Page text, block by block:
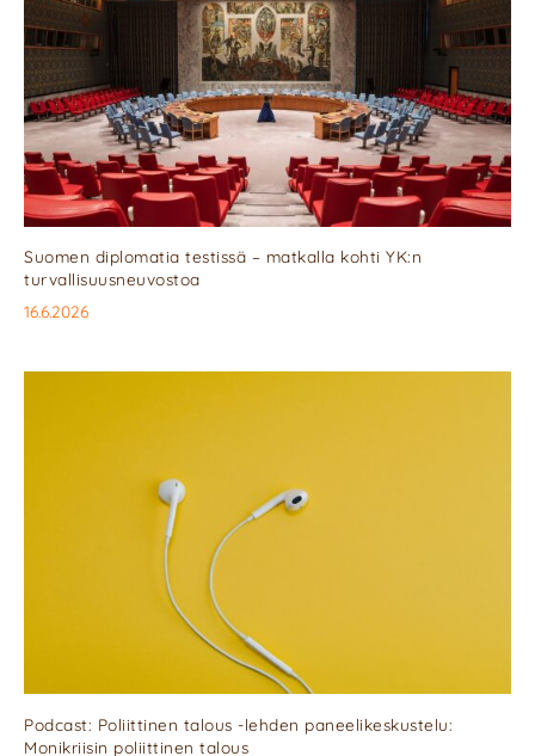
Suomen diplomatia testissä – matkalla kohti YK:n
turvallisuusneuvostoa
16.6.2026
Podcast: Poliittinen talous -lehden paneelikeskustelu:
Monikriisin poliittinen talous